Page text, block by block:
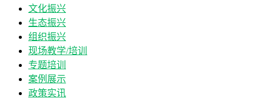
文化振兴
生态振兴
组织振兴
现场教学/培训
专题培训
案例展示
政策实讯